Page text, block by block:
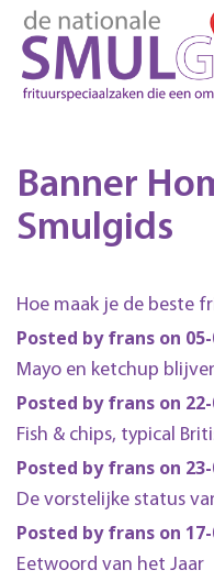
Banner
Smulgids
Hoe maak je de beste
Posted by frans on 05-
Mayo en ketchup
Posted by frans on 22-
Fish & chips, typical
Posted by frans on 23-
De vorstelijke status
Posted by frans on 17-
Eetwoord van het Jaar